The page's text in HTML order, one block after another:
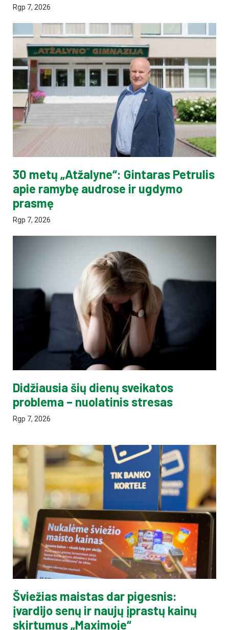
Rgp 7, 2026
30 metų „Atžalyne“: Gintaras Petrulis
apie ramybę audrose ir ugdymo
prasmę
Rgp 7, 2026
Didžiausia šių dienų sveikatos
problema – nuolatinis stresas
Rgp 7, 2026
Šviežias maistas dar pigesnis:
įvardijo senų ir naujų įprastų kainų
skirtumus „Maximoje“